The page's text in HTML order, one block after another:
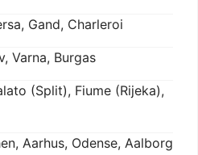
Gand, Charleroi
Varna, Burgas
(Split), Fiume (Rijeka),
Aarhus, Odense, Aalborg